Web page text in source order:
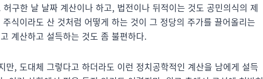
구한 날 날짜 계산이나 하고, 법전이나 뒤적이는 것도 공민의식의 제
식이라도 산 것처럼 어떻게 하는 것이 그 정당의 주가를 끌어올리는
계산하고 설득하는 것도 좀 불편하다.
, 도대체 그렇다고 하더라도 이런 정치공학적인 계산을 남에게 설득